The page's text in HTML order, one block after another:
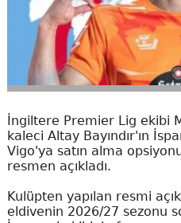
İngiltere Premier Lig ekibi
kaleci Altay Bayındır'ın
Vigo'ya satın alma
resmen açıkladı.
Kulüpten yapılan resmi
eldivenin 2026/27 sezonu